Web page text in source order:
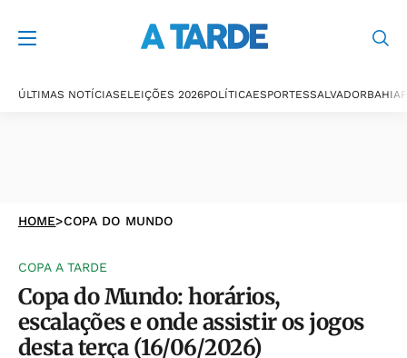
ÚLTIMAS NOTÍCIASELEIÇÕES 2026POLÍTICAESPORTESSALVADORBAHIA
HOME>COPA DO MUNDO
COPA A TARDE
Copa do Mundo: horários,
escalações e onde assistir os jogos
desta terça (16/06/2026)